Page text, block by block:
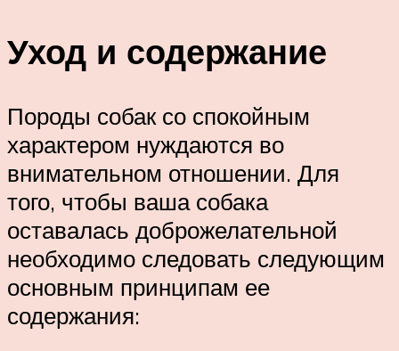
Уход и содержание
Породы собак со спокойным
характером нуждаются во
внимательном отношении. Для
того, чтобы ваша собака
оставалась доброжелательной
необходимо следовать следующим
основным принципам ее
содержания: